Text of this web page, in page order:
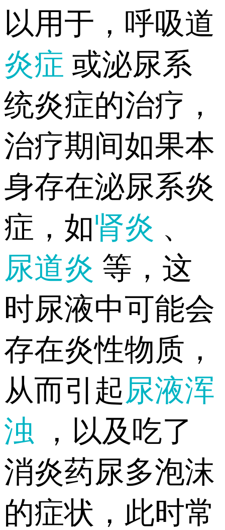
以用于，呼吸道
炎症 或泌尿系
统炎症的治疗，
治疗期间如果本
身存在泌尿系炎
症，如肾炎 、
尿道炎 等，这
时尿液中可能会
存在炎性物质，
从而引起尿液浑
浊
，以及吃了
消炎药尿多泡沫
的症状，此时常